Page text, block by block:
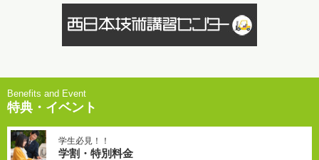
特典・イベント
学生必見！！
学割・特別料金